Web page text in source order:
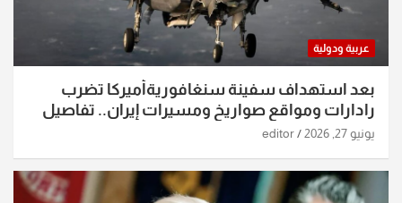
عربية ودولية
بعد استهداف سفينة سنغافوريةأميركا تضرب
رادارات ومواقع صواريخ ومسيرات إيران.. تفاصيل
الساعات الماضية
يونيو 27, 2026 editor